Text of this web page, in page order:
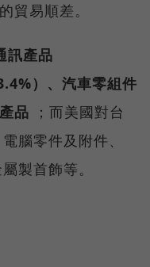
貿易順差。
訊產品
）、汽車零組件
品 ；而美國對台
腦零件及附件、
製首飾等。